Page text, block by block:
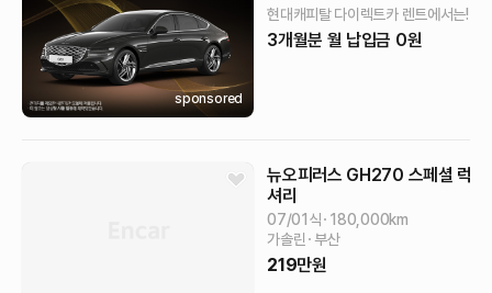
sponsored
현대캐피탈 다이렉트카 렌트에서는!
3개월분 월 납입금 0원
뉴오피러스 GH270 스페셜 럭
셔리
07/01식 180,000km
가솔린
부산
219만원